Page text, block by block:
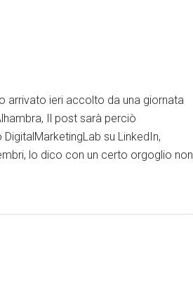
arrivato ieri accolto da una giornata
Il post sarà perciò
su LinkedIn,
lo dico con un certo orgoglio non